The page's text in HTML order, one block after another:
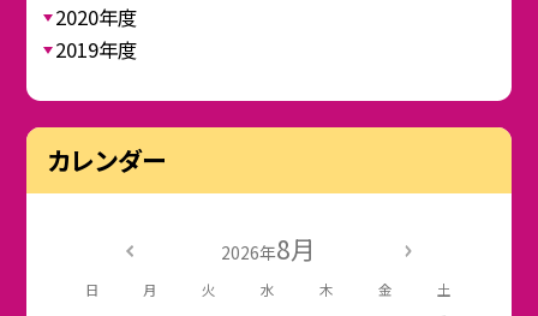
2020年度
2019年度
カレンダー
2026年8月
日 月 火 水 木 金 土